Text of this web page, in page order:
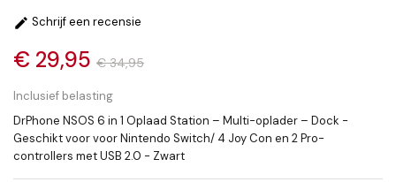
 Schrijf een recensie
€ 29,95 € 34,95
Inclusief belasting
DrPhone NSOS 6 in 1 Oplaad Station – Multi-oplader – Dock -
Geschikt voor voor Nintendo Switch/ 4 Joy Con en 2 Pro-
controllers met USB 2.0 - Zwart